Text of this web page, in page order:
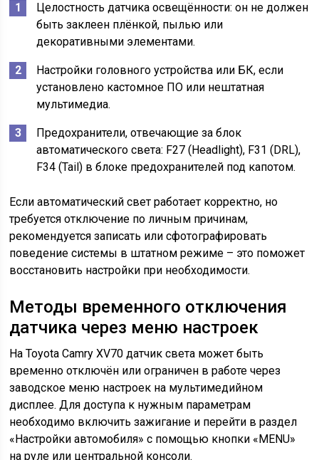
Целостность датчика освещённости: он не должен
быть заклеен плёнкой, пылью или
декоративными элементами.
Настройки головного устройства или БК, если
установлено кастомное ПО или нештатная
мультимедиа.
Предохранители, отвечающие за блок
автоматического света: F27 (Headlight), F31 (DRL),
F34 (Tail) в блоке предохранителей под капотом.
Если автоматический свет работает корректно, но
требуется отключение по личным причинам,
рекомендуется записать или сфотографировать
поведение системы в штатном режиме – это поможет
восстановить настройки при необходимости.
Методы временного отключения
датчика через меню настроек
На Toyota Camry XV70 датчик света может быть
временно отключён или ограничен в работе через
заводское меню настроек на мультимедийном
дисплее. Для доступа к нужным параметрам
необходимо включить зажигание и перейти в раздел
«Настройки автомобиля» с помощью кнопки «MENU»
на руле или центральной консоли.